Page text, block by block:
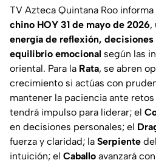
TV Azteca Quintana Roo
chino HOY 31 de mayo de 2026,
energía de reflexión,
equilibrio emocional según las
oriental. Para la Rata, se abren
crecimiento si actúas con
mantener la paciencia ante
tendrá impulso para liderar; el
en decisiones personales; el
fuerza y claridad; la Serpiente
intuición; el Caballo avanzará